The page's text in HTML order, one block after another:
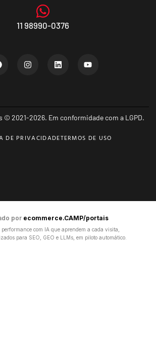
11 98990-0376
© 2021-2026. Em conformidade com a LGPD.
DE PRIVACIDADETERMOS DE USO
por ecommerce.CAMP/portais
performance com IA que aprendem a cada visita,
para SEO, GEO e LLMs, em piloto automático.